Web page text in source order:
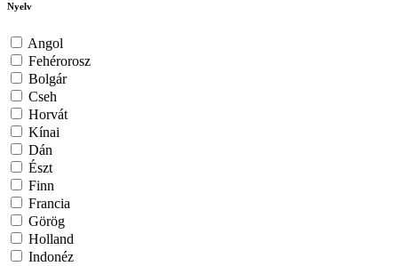
Nyelv
Angol
Fehérorosz
Bolgár
Cseh
Horvát
Kínai
Dán
Észt
Finn
Francia
Görög
Holland
Indonéz